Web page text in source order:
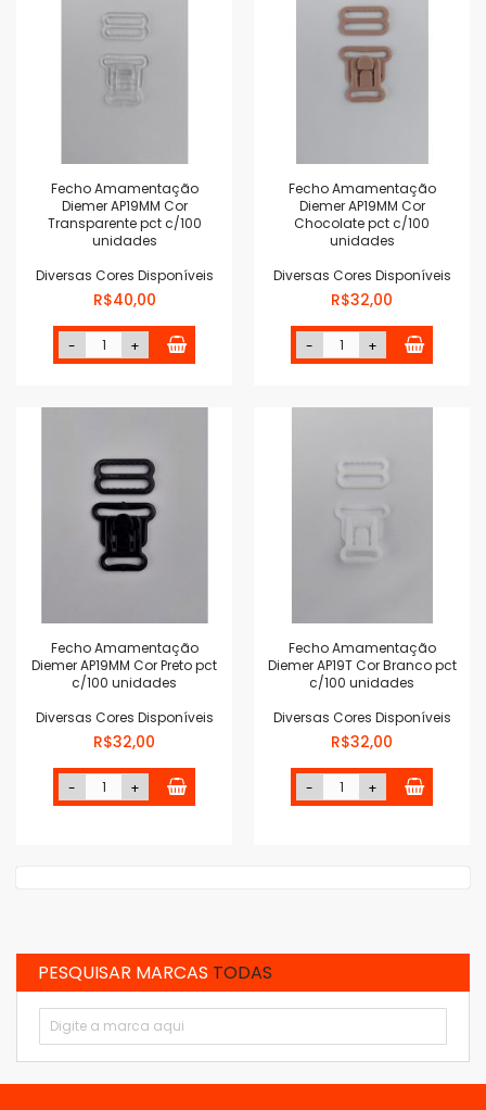
Fecho Amamentação
Diemer AP19MM Cor
Transparente pct c/100
unidades
Diversas Cores Disponíveis
R$40,00
- +
Fecho Amamentação
Diemer AP19MM Cor
Chocolate pct c/100
unidades
Diversas Cores Disponíveis
R$32,00
- +
Fecho Amamentação
Diemer AP19MM Cor Preto pct
c/100 unidades
Diversas Cores Disponíveis
R$32,00
- +
Fecho Amamentação
Diemer AP19T Cor Branco pct
c/100 unidades
Diversas Cores Disponíveis
R$32,00
- +
PESQUISAR MARCAS TODAS